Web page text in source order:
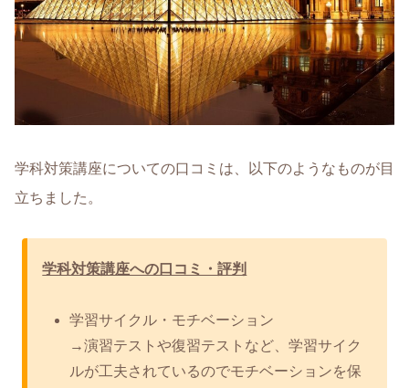
学科対策講座についての口コミは、以下のようなものが目
立ちました。
学科対策講座への口コミ・評判
学習サイクル・モチベーション
→演習テストや復習テストなど、学習サイク
ルが工夫されているのでモチベーションを保